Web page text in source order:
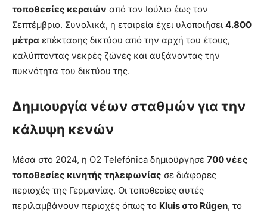
τοποθεσίες κεραιών από τον Ιούλιο έως τον
Σεπτέμβριο. Συνολικά, η εταιρεία έχει υλοποιήσει 4.800
μέτρα επέκτασης δικτύου από την αρχή του έτους,
καλύπτοντας νεκρές ζώνες και αυξάνοντας την
πυκνότητα του δικτύου της.
Δημιουργία νέων σταθμών για την
κάλυψη κενών
Μέσα στο 2024, η O2 Telefónica δημιούργησε 700 νέες
τοποθεσίες κινητής τηλεφωνίας σε διάφορες
περιοχές της Γερμανίας. Οι τοποθεσίες αυτές
περιλαμβάνουν περιοχές όπως το Kluis στο Rügen, το